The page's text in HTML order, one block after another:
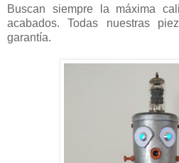
Buscan siempre la máxima
acabados. Todas nuestras
garantía.